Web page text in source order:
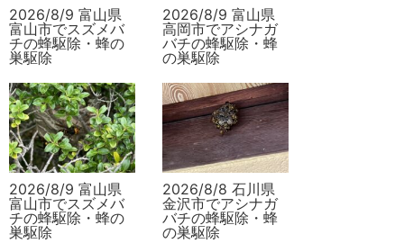
2026/8/9 富山県
富山市でスズメバ
チの蜂駆除・蜂の
巣駆除
2026/8/9 富山県
高岡市でアシナガ
バチの蜂駆除・蜂
の巣駆除
2026/8/9 富山県
富山市でスズメバ
チの蜂駆除・蜂の
巣駆除
2026/8/8 石川県
金沢市でアシナガ
バチの蜂駆除・蜂
の巣駆除